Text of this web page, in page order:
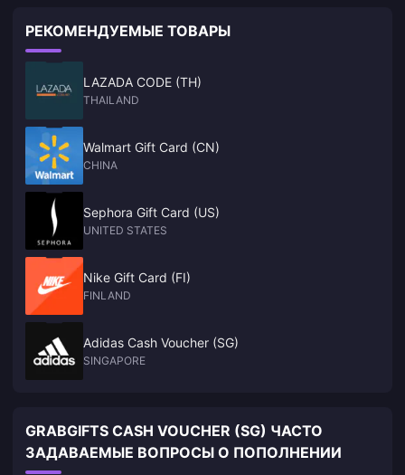
РЕКОМЕНДУЕМЫЕ ТОВАРЫ
LAZADA CODE (TH)
THAILAND
Walmart Gift Card (CN)
CHINA
Sephora Gift Card (US)
UNITED STATES
Nike Gift Card (FI)
FINLAND
Adidas Cash Voucher (SG)
SINGAPORE
GRABGIFTS CASH VOUCHER (SG) ЧАСТО
ЗАДАВАЕМЫЕ ВОПРОСЫ О ПОПОЛНЕНИИ